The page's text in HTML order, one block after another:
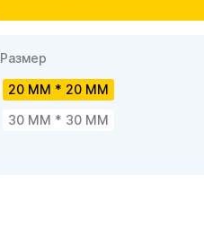
Размер
20 ММ * 20 ММ
30 ММ * 30 ММ